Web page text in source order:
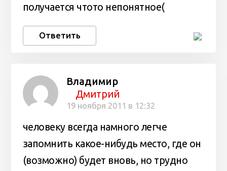
получается чтото непонятное(
Ответить
Владимир
Дмитрий
19 ноября 2011 в 12:32
человеку всегда намного легче
запомнить какое-нибудь место, где он
(возможно) будет вновь, но трудно